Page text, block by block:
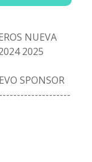
NUEVA
2025
SPONSOR